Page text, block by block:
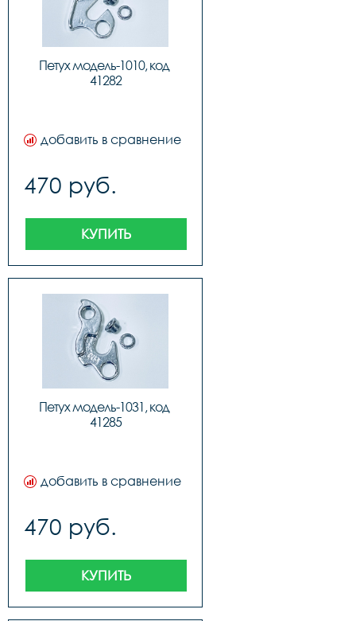
Петух модель-1010, код
41282
добавить в сравнение
470 руб.
КУПИТЬ
Петух модель-1031, код
41285
добавить в сравнение
470 руб.
КУПИТЬ